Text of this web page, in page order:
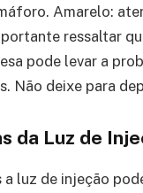
Amarelo:
ressaltar
pode levar a
Não deixe para
da Luz de
luz de injeção